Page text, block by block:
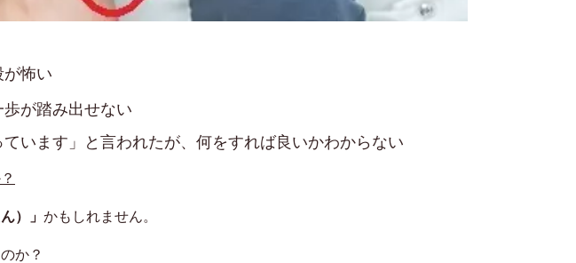
怖い
が踏み出せない
います」と言われたが、何をすれば良いかわからない
）」 かもしれません。
か？